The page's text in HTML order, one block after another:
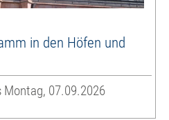
in den Höfen und
07.09.2026